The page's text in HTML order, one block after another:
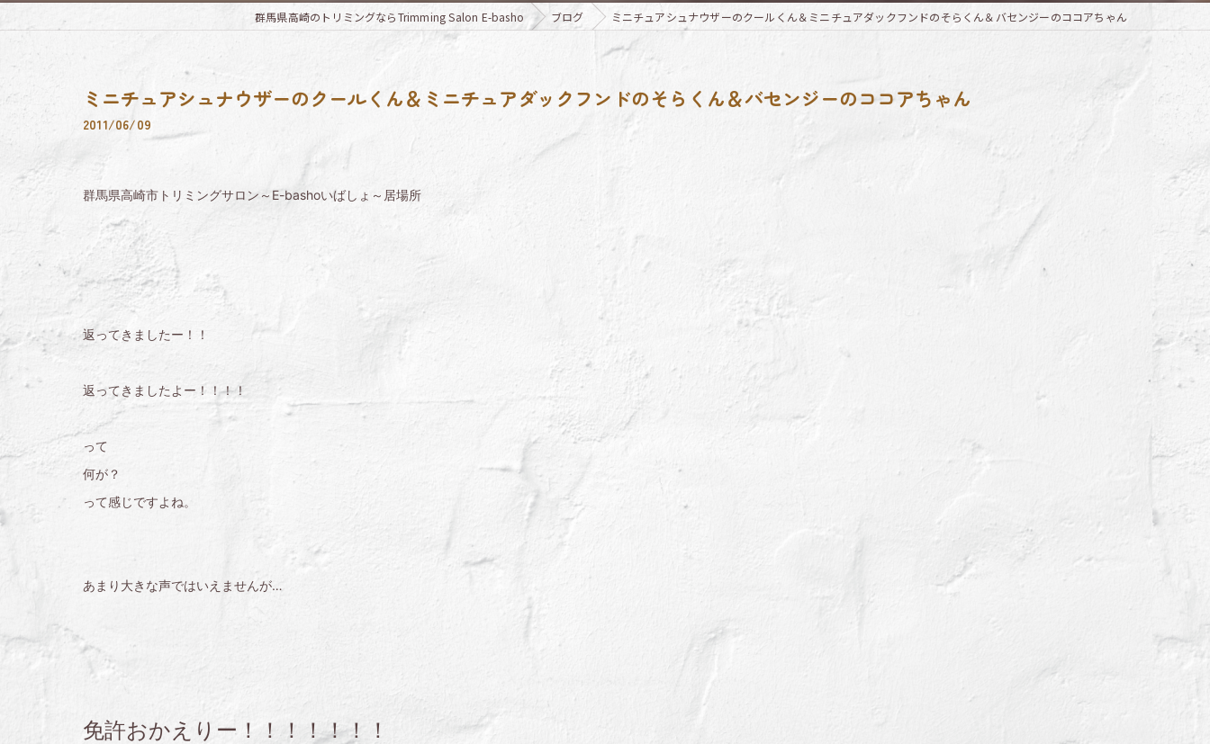
群馬県高崎のトリミングならTrimming Salon E-basho ブログ ミニチュアシュナウザーのクールくん＆ミニチュアダックフンドのそらくん＆バセンジーのココアちゃん
ミニチュアシュナウザーのクールくん＆ミニチュアダックフンドのそらくん＆バセンジーのココアちゃん
2011/06/09
群馬県高崎市トリミングサロン～E-bashoいばしょ～居場所
返ってきましたー！！
返ってきましたよー！！！！
って
何が？
って感じですよね。
あまり大きな声ではいえませんが…
免許おかえりー！！！！！！！